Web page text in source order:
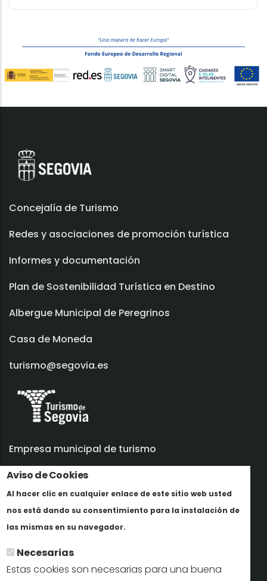
Aviso de Cookies
Al hacer clic en cualquier enlace de este sitio web usted
nos está dando su consentimiento para la instalación de
las mismas en su navegador.
Necesarias
Estas cookies son necesarias para una buena
Concejalía de Turismo
Redes y asociaciones de promoción turística
Informes y documentación
Plan de Sostenibilidad Turística en Destino
Albergue Municipal de Peregrinos
Casa de Moneda
turismo@segovia.es
Empresa municipal de turismo
Trabaja con nosotros
Informes y documentación
Perfil del contratante
Oficinas de Turismo